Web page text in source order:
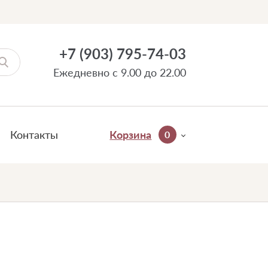
+7 (903) 795-74-03
Ежедневно с 9.00 до 22.00
Контакты Корзина 0